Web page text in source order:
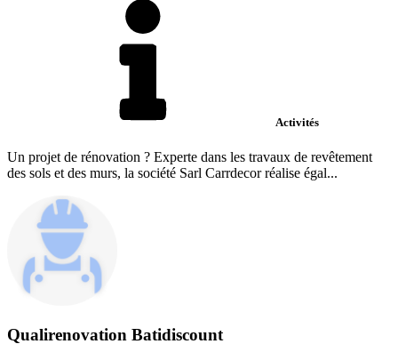
Activités
Un projet de rénovation ? Experte dans les travaux de revêtement
des sols et des murs, la société Sarl Carrdecor réalise égal...
Qualirenovation Batidiscount